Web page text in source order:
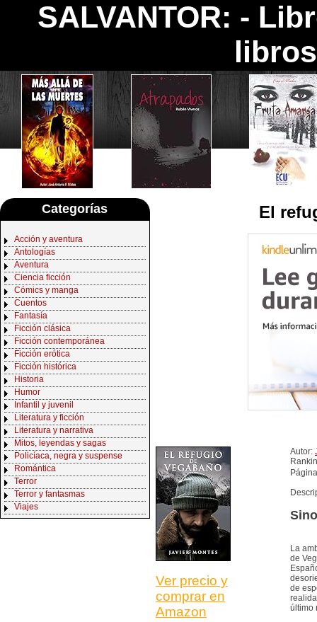
SALVANTOR: -
Categorías
Acción y aventura
Antologías
Aventura
Ciencia ficción
Cómics y manga
Cuentos
Fantasía
Ficción clásica
Ficción contemporánea
Ficción erótica
Ficción histórica
Historia
Humor
Infantil y juvenil
Literatura y ficción
Literatura y narrativa
Mitos, leyendas y sagas
Policíaca, negra y suspense
Romántica
Terror
Terror y fantasmas
Viajes
El
Ver precio y
comprar en
Amazon
Autor:
La
de
de
último